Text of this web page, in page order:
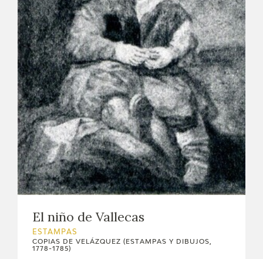
El niño de Vallecas
ESTAMPAS
COPIAS DE VELÁZQUEZ (ESTAMPAS Y DIBUJOS,
1778-1785)